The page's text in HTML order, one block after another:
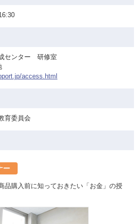
センター 研修室
access.html
育委員会
ー
品購入前に知っておきたい「お金」の授